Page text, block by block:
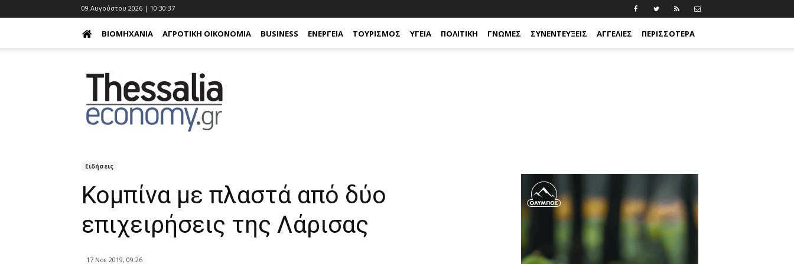
09 Αυγούστου 2026 | 10:30:38
ΒΙΟΜΗΧΑΝΊΑ ΑΓΡΟΤΙΚΉ ΟΙΚΟΝΟΜΊΑ BUSINESS ΕΝΈΡΓΕΙΑ ΤΟΥΡΙΣΜΌΣ ΥΓΕΊΑ ΠΟΛΙΤΙΚΉ ΓΝΏΜΕΣ ΣΥΝΕΝΤΕΎΞΕΙΣ ΑΓΓΕΛΊΕΣ ΠΕΡΙΣΣΟΤΕΡΑ
Ειδήσεις
Κομπίνα με πλαστά από δύο
επιχειρήσεις της Λάρισας
17 Νοε 2019, 09:26